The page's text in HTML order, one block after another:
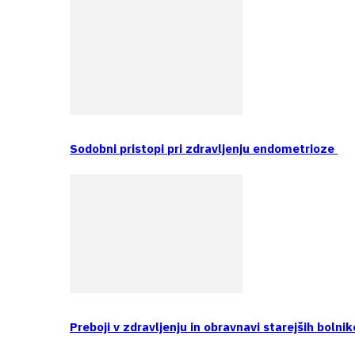
Sodobni pristopi pri zdravljenju endometrioze
Preboji v zdravljenju in obravnavi starejših